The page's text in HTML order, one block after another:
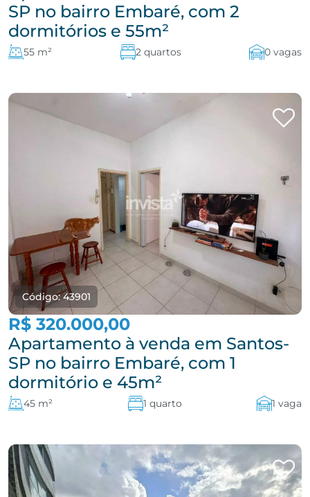
SP no bairro Embaré, com 2
dormitórios e 55m²
55 m² 2 quartos 0 vagas
Código: 43901
R$ 320.000,00
Apartamento à venda em Santos-
SP no bairro Embaré, com 1
dormitório e 45m²
45 m² 1 quarto 1 vaga